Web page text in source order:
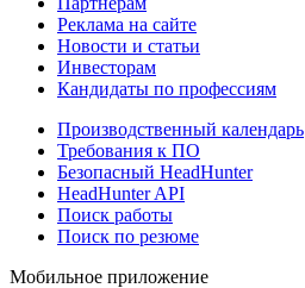
Реклама на сайте
Новости и статьи
Инвесторам
Кандидаты по профессиям
Производственный календарь
Требования к ПО
Безопасный HeadHunter
HeadHunter API
Поиск работы
Поиск по резюме
Мобильное приложение